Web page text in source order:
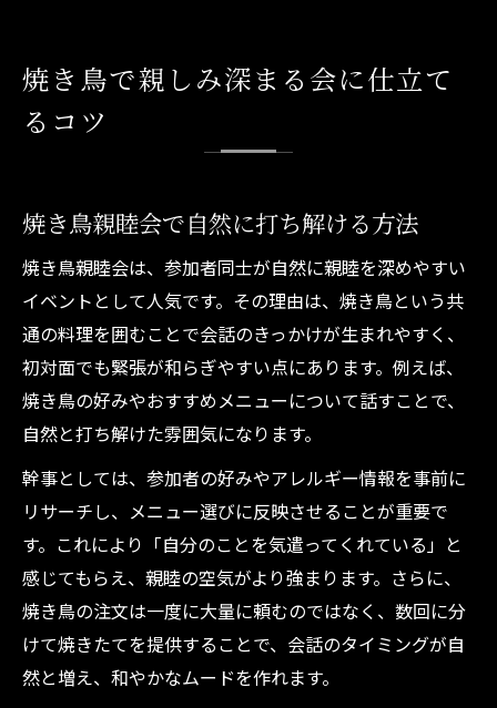
焼き鳥で親しみ深まる会に仕立て
るコツ
焼き鳥親睦会で自然に打ち解ける方法
焼き鳥親睦会は、参加者同士が自然に親睦を深めやすい
イベントとして人気です。その理由は、焼き鳥という共
通の料理を囲むことで会話のきっかけが生まれやすく、
初対面でも緊張が和らぎやすい点にあります。例えば、
焼き鳥の好みやおすすめメニューについて話すことで、
自然と打ち解けた雰囲気になります。
幹事としては、参加者の好みやアレルギー情報を事前に
リサーチし、メニュー選びに反映させることが重要で
す。これにより「自分のことを気遣ってくれている」と
感じてもらえ、親睦の空気がより強まります。さらに、
焼き鳥の注文は一度に大量に頼むのではなく、数回に分
けて焼きたてを提供することで、会話のタイミングが自
然と増え、和やかなムードを作れます。